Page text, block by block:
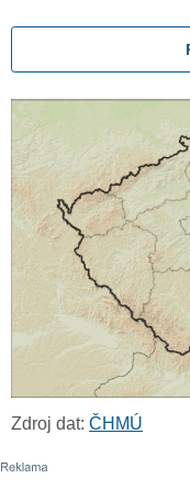
Zdroj dat: ČHMÚ